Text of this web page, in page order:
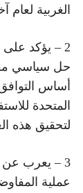
الغربية لعام آخر حتى 31 أكتوبر /
2 – يؤكد على الحاجة إلى تحقيق واقعي وعملي ودائم و
حل سياسي
أساس التوافق
المتحدة
لتحقيق هذه
3 – يعرب عن
عملية